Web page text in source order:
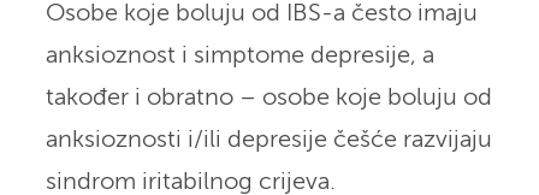
Osobe koje boluju od IBS-a često imaju
anksioznost i simptome depresije, a
također i obratno – osobe koje boluju od
anksioznosti i/ili depresije češće razvijaju
sindrom iritabilnog crijeva.